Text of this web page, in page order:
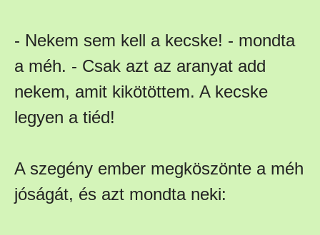
- Nekem sem kell a kecske! - mondta
a méh. - Csak azt az aranyat add
nekem, amit kikötöttem. A kecske
legyen a tiéd!
A szegény ember megköszönte a méh
jóságát, és azt mondta neki: